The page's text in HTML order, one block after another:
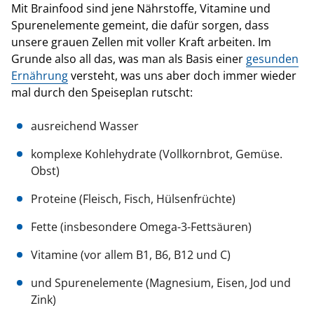
Mit Brainfood sind jene Nährstoffe, Vitamine und
Spurenelemente gemeint, die dafür sorgen, dass
unsere grauen Zellen mit voller Kraft arbeiten. Im
Grunde also all das, was man als Basis einer gesunden
Ernährungversteht, was uns aber doch immer wieder
mal durch den Speiseplan rutscht:
ausreichend Wasser
komplexe Kohlehydrate (Vollkornbrot, Gemüse.
Obst)
Proteine (Fleisch, Fisch, Hülsenfrüchte)
Fette (insbesondere Omega-3-Fettsäuren)
Vitamine (vor allem B1, B6, B12 und C)
und Spurenelemente (Magnesium, Eisen, Jod und
Zink)